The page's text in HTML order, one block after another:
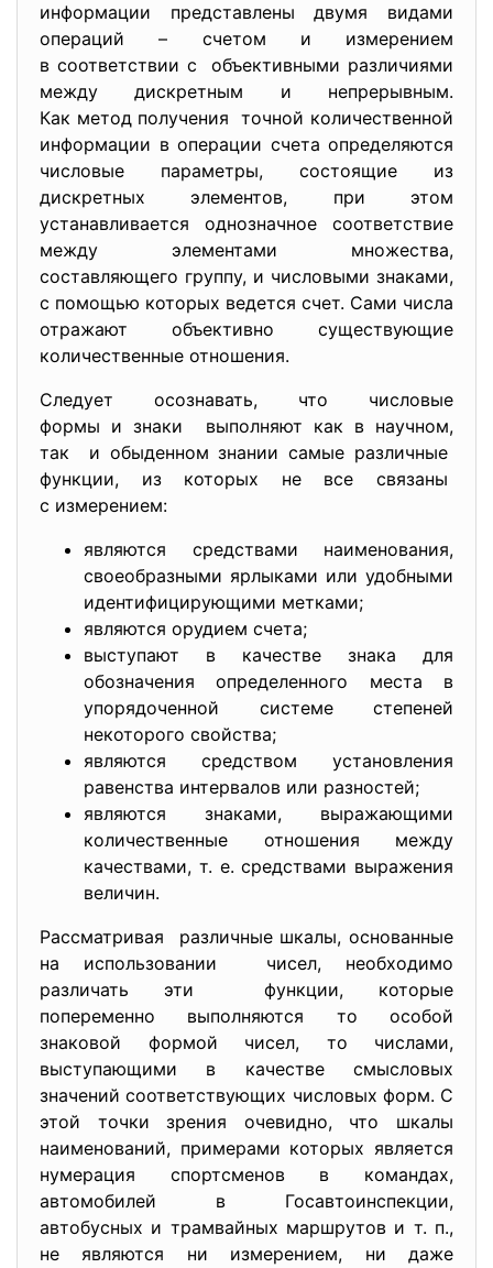
информации представлены двумя видами
операций – счетом и измерением
в соответствии с объективными различиями
между дискретным и непрерывным.
Как метод получения точной количественной
информации в операции счета определяются
числовые параметры, состоящие из
дискретных элементов, при этом
устанавливается однозначное соответствие
между элементами множества,
составляющего группу, и числовыми знаками,
с помощью которых ведется счет. Сами числа
отражают объективно существующие
количественные отношения.
Следует осознавать, что числовые
формы и знаки выполняют как в научном,
так и обыденном знании самые различные
функции, из которых не все связаны
с измерением:
являются средствами наименования,
своеобразными ярлыками или удобными
идентифицирующими метками;
являются орудием счета;
выступают в качестве знака для
обозначения определенного места в
упорядоченной системе степеней
некоторого свойства;
являются средством установления
равенства интервалов или разностей;
являются знаками, выражающими
количественные отношения между
качествами, т. е. средствами выражения
величин.
Рассматривая различные шкалы, основанные
на использовании чисел, необходимо
различать эти функции, которые
попеременно выполняются то особой
знаковой формой чисел, то числами,
выступающими в качестве смысловых
значений соответствующих числовых форм. С
этой точки зрения очевидно, что шкалы
наименований, примерами которых является
нумерация спортсменов в командах,
автомобилей в Госавтоинспекции,
автобусных и трамвайных маршрутов и т. п.,
не являются ни измерением, ни даже